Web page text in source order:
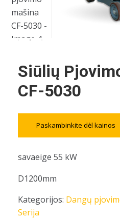
Siūlių
CF-5030
Paskambinkite dėl kainos
savaeige 55 kW
D1200mm
Kategorijos: Dangų
Serija